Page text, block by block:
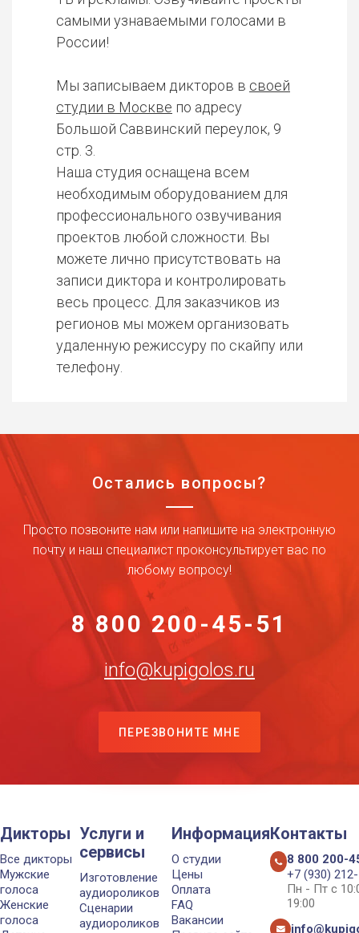
самыми узнаваемыми голосами в
России!
Мы записываем дикторов в своей
студии в Москве по адресу
Большой Саввинский переулок, 9
стр. 3.
Наша студия оснащена всем
необходимым оборудованием для
профессионального озвучивания
проектов любой сложности. Вы
можете лично присутствовать на
записи диктора и контролировать
весь процесс. Для заказчиков из
регионов мы можем организовать
удаленную режиссуру по скайпу или
телефону.
Остались вопросы?
Просто позвоните нам или напишите на электронную
почту и наш специалист проконсультирует вас по
любому вопросу!
8 800 200-45-51
info@kupigolos.ru
ПЕРЕЗВОНИТЕ МНЕ
Дикторы
Все дикторы
Мужские
голоса
Женские
голоса
Услуги и
сервисы
Изготовление
аудиороликов
Сценарии
аудиороликов
Информация
О студии
Цены
Оплата
FAQ
Вакансии
Контакты
8 800 200-
+7 (930)
Пн - Пт с
19:00